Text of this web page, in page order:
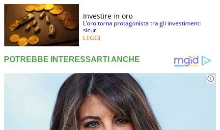
Investire in oro
L’oro torna protagonista tra gli investimenti
sicuri
LEGGI